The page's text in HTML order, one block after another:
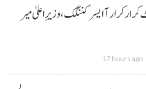
کرار آ ایسر کننگک ،وزیرِ اعلیٰ میر
17 hours ago